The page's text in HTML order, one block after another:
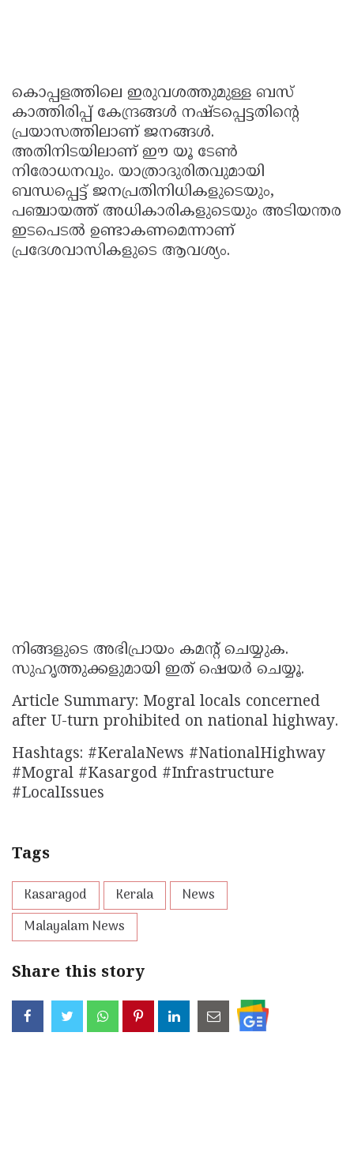
കൊപ്പളത്തിലെ ഇരുവശത്തുമുള്ള ബസ്
കാത്തിരിപ്പ് കേന്ദ്രങ്ങൾ നഷ്ടപ്പെട്ടതിന്റെ
പ്രയാസത്തിലാണ് ജനങ്ങൾ.
അതിനിടയിലാണ് ഈ യൂ ടേൺ
നിരോധനവും. യാത്രാദുരിതവുമായി
ബന്ധപ്പെട്ട് ജനപ്രതിനിധികളുടെയും,
പഞ്ചായത്ത് അധികാരികളുടെയും അടിയന്തര
ഇടപെടൽ ഉണ്ടാകണമെന്നാണ്
പ്രദേശവാസികളുടെ ആവശ്യം.
നിങ്ങളുടെ അഭിപ്രായം കമന്റ് ചെയ്യുക.
സുഹൃത്തുക്കളുമായി ഇത് ഷെയർ ചെയ്യൂ.
Article Summary: Mogral locals concerned
after U-turn prohibited on national highway.
Hashtags: #KeralaNews #NationalHighway
#Mogral #Kasargod #Infrastructure
#LocalIssues
Tags
Kasaragod Kerala
News
Malayalam News
Share this story